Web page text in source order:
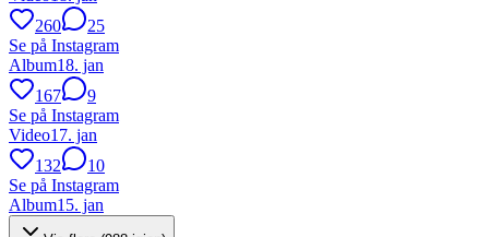
260
25
Se på Instagram
Album18. jan
167
9
Se på Instagram
Video17. jan
132
10
Se på Instagram
Album15. jan